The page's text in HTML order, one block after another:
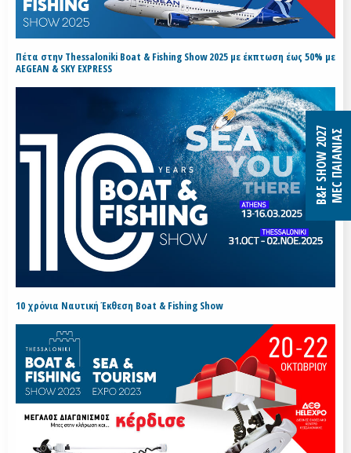
Πέτα στην Thessaloniki Boat & Fishing Show 2025 με έκπτωση έως 50% με
AEGEAN & SKY EXPRESS
10 χρόνια Ναυτική Έκθεση Boat & Fishing Show
B&F SHOW 2027MEC ΠΑΙΑΝΙΑΣ